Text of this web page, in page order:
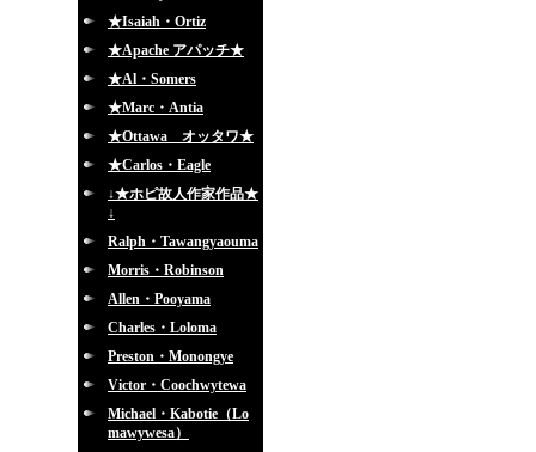
★Isaiah・Ortiz
★Apache アパッチ★
★Al・Somers
★Marc・Antia
★Ottawa オッタワ★
★Carlos・Eagle
↓★ホピ故人作家作品★
↓
Ralph・Tawangyaouma
Morris・Robinson
Allen・Pooyama
Charles・Loloma
Preston・Monongye
Victor・Coochwytewa
Michael・Kabotie（Lo
mawywesa）